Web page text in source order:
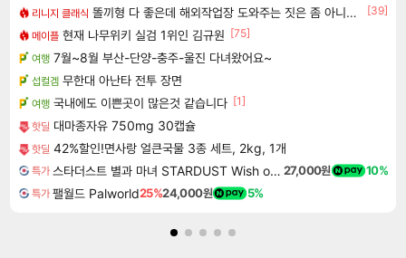
리니지 클래식 똘끼형 다 좋은데 해외작업장 도와주는 짓은 좀 아니지않냐?
[39]
메이플 현재 나무위키 실검 1위인 김규원 [75]
여행 7월~8월 부산-단양-충주-울진 다녀왔어요~
섭컬겜 무한대 아난타 전투 장면
여행 국내에도 이쁜곳이 많은것 같습니다 [1]
핫딜 대마종자유 750mg 30캡슐
핫딜 42%할인!면사랑 얼큰국물 3종 세트, 2kg, 1개
특가 스타더스트 별과 마녀 STARDUST Wish of Witch 27,000원 10%
특가 팰월드 Palworld25%24,000원 5%